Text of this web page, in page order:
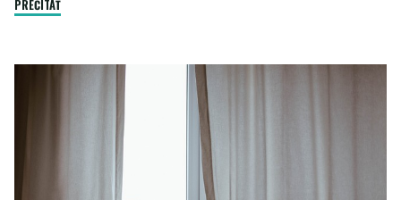
PREČÍTAŤ"Príslušenstvo
telefónu"